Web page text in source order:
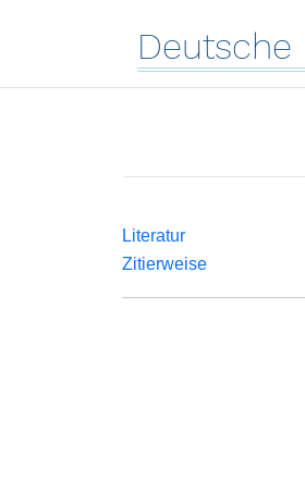
Deutsche
Literatur
Zitierweise